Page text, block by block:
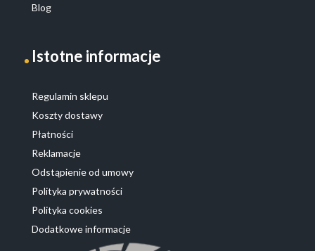
Blog
Istotne informacje
Regulamin sklepu
Koszty dostawy
Płatności
Reklamacje
Odstąpienie od umowy
Polityka prywatności
Polityka cookies
Dodatkowe informacje